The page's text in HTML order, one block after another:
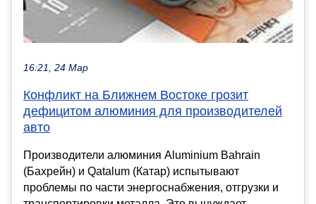
16:21, 24 Мар
Конфликт на Ближнем Востоке грозит
дефицитом алюминия для производителей
авто
Производители алюминия Aluminium Bahrain
(Бахрейн) и Qatalum (Катар) испытывают
проблемы по части энергоснабжения, отгрузки и